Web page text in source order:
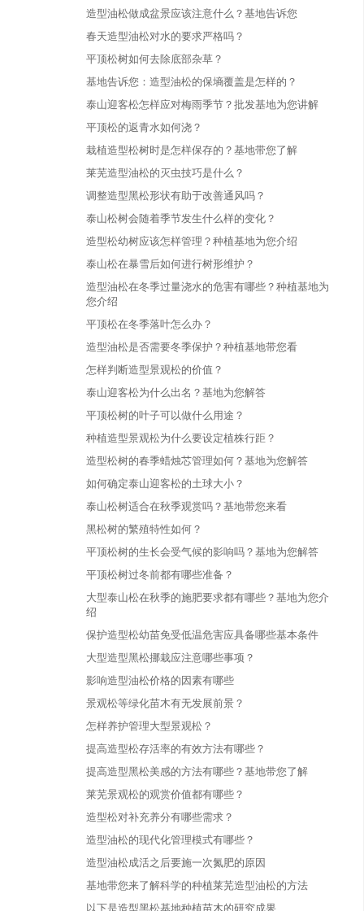
造型油松做成盆景应该注意什么？基地告诉您
春天造型油松对水的要求严格吗？
平顶松树如何去除底部杂草？
基地告诉您：造型油松的保墒覆盖是怎样的？
泰山迎客松怎样应对梅雨季节？批发基地为您讲解
平顶松的返青水如何浇？
栽植造型松树时是怎样保存的？基地带您了解
莱芜造型油松的灭虫技巧是什么？
调整造型黑松形状有助于改善通风吗？
泰山松树会随着季节发生什么样的变化？
造型松幼树应该怎样管理？种植基地为您介绍
泰山松在暴雪后如何进行树形维护？
造型油松在冬季过量浇水的危害有哪些？种植基地为
您介绍
平顶松在冬季落叶怎么办？
造型油松是否需要冬季保护？种植基地带您看
怎样判断造型景观松的价值？
泰山迎客松为什么出名？基地为您解答
平顶松树的叶子可以做什么用途？
种植造型景观松为什么要设定植株行距？
造型松树的春季蜡烛芯管理如何？基地为您解答
如何确定泰山迎客松的土球大小？
泰山松树适合在秋季观赏吗？基地带您来看
黑松树的繁殖特性如何？
平顶松树的生长会受气候的影响吗？基地为您解答
平顶松树过冬前都有哪些准备？
大型泰山松在秋季的施肥要求都有哪些？基地为您介
绍
保护造型松幼苗免受低温危害应具备哪些基本条件
大型造型黑松挪栽应注意哪些事项？
影响造型油松价格的因素有哪些
景观松等绿化苗木有无发展前景？
怎样养护管理大型景观松？
提高造型松存活率的有效方法有哪些？
提高造型黑松美感的方法有哪些？基地带您了解
莱芜景观松的观赏价值都有哪些？
造型松对补充养分有哪些需求？
造型油松的现代化管理模式有哪些？
造型油松成活之后要施一次氮肥的原因
基地带您来了解科学的种植莱芜造型油松的方法
以下是造型黑松基地种植苗木的研究成果